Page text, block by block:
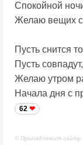
Спокойной
Желаю вещих
Пусть снится
Пусть
Желаю утром
Начала дня с
62
© Принадлежит сайту.